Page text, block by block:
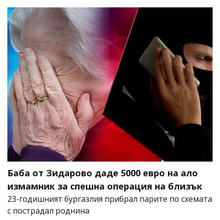
Баба от Зидарово даде 5000 евро на ало
измамник за спешна операция на близък
23-годишният бургазлия прибрал парите по схемата
с пострадал роднина